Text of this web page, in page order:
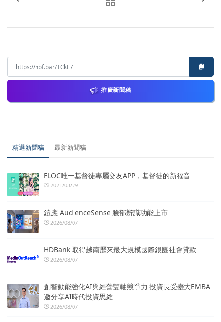
推廣新聞稿
精選新聞稿 最新新聞稿
FLOC唯一基督徒專屬交友APP，基督徒的新福音
2021/03/29
鎧應 AudienceSense 臉部辨識功能上市
2026/08/07
HDBank 取得越南歷來最大規模國際銀團社會貸款
2026/08/07
創智動能強化AI與經營雙軸競爭力 投資長受臺大EMBA
邀分享AI時代投資思維
2026/08/07